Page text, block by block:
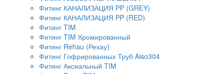
Фитинг КАНАЛИЗАЦИЯ PP (GREY)
Фитинг КАНАЛИЗАЦИЯ PP (RED)
Фитинг TIM
Фитинг TIM Хромированный
Фитинг Rehau (Рехау)
Фитинг Гофрированных Труб Aiso304
Фитинг Аксиальный TIM